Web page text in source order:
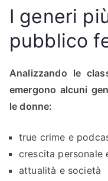
I generi
pubblico
Analizzando le
emergono alcuni
le donne:
true crime e
crescita personale
attualità e società